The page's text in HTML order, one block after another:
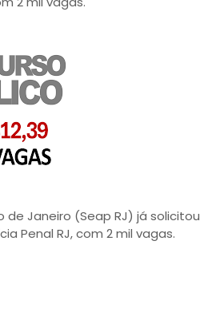
de Janeiro (Seap RJ) já solicitou
Penal RJ, com 2 mil vagas.